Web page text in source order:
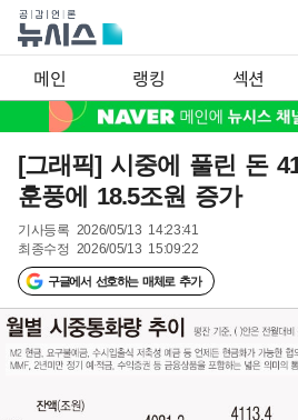
메인 랭킹 섹션
[그래픽] 시중에 풀린 돈
훈풍에 18.5조원 증가
기사등록 2026/05/13 14:23:41
최종수정 2026/05/13 15:09:22
구글에서 선호하는 매체로 추가